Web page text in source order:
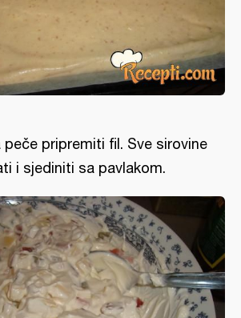
peče pripremiti fil. Sve sirovine
i sjediniti sa pavlakom.